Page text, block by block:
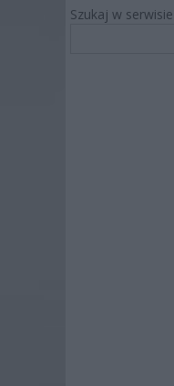
Szukaj w serwisie